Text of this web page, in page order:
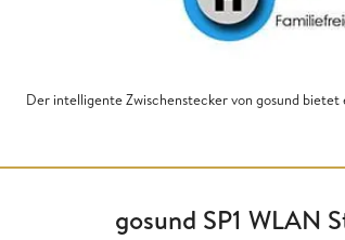
Der intelligente Zwischenstecker von gosund
gosund SP1 WLAN